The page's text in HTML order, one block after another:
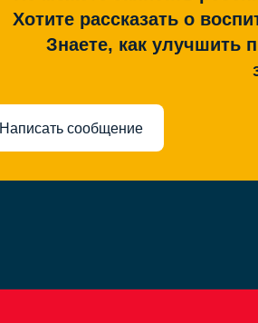
Хотите рассказать о
Знаете, как улучшить
Написать сообщение